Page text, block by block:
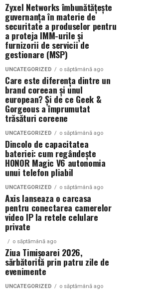
Zyxel Networks îmbunătățește
guvernanța în materie de
securitate a produselor pentru
a proteja IMM-urile și
furnizorii de servicii de
gestionare (MSP)
UNCATEGORIZED o săptămână ago
Care este diferența dintre un
brand coreean și unul
european? Și de ce Geek &
Gorgeous a împrumutat
trăsături coreene
UNCATEGORIZED o săptămână ago
Dincolo de capacitatea
bateriei: cum regândește
HONOR Magic V6 autonomia
unui telefon pliabil
UNCATEGORIZED o săptămână ago
Axis lanseaza o carcasa
pentru conectarea camerelor
video IP la retele celulare
private
o săptămână ago
Ziua Timișoarei 2026,
sărbătorită prin patru zile de
evenimente
UNCATEGORIZED o săptămână ago